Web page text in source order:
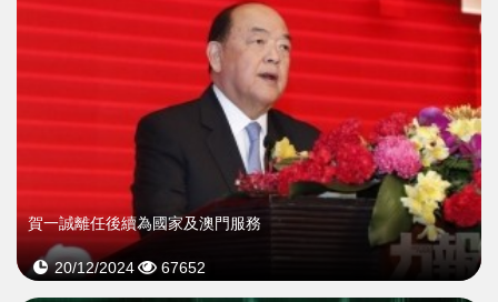
賀一誠離任後續為國家及澳門服務
20/12/2024 67652